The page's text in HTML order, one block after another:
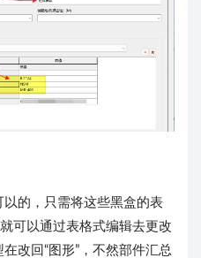
的，只需将这些黑盒的表
可以通过表格式编辑去更改​
改回“图形”，不然部件汇总